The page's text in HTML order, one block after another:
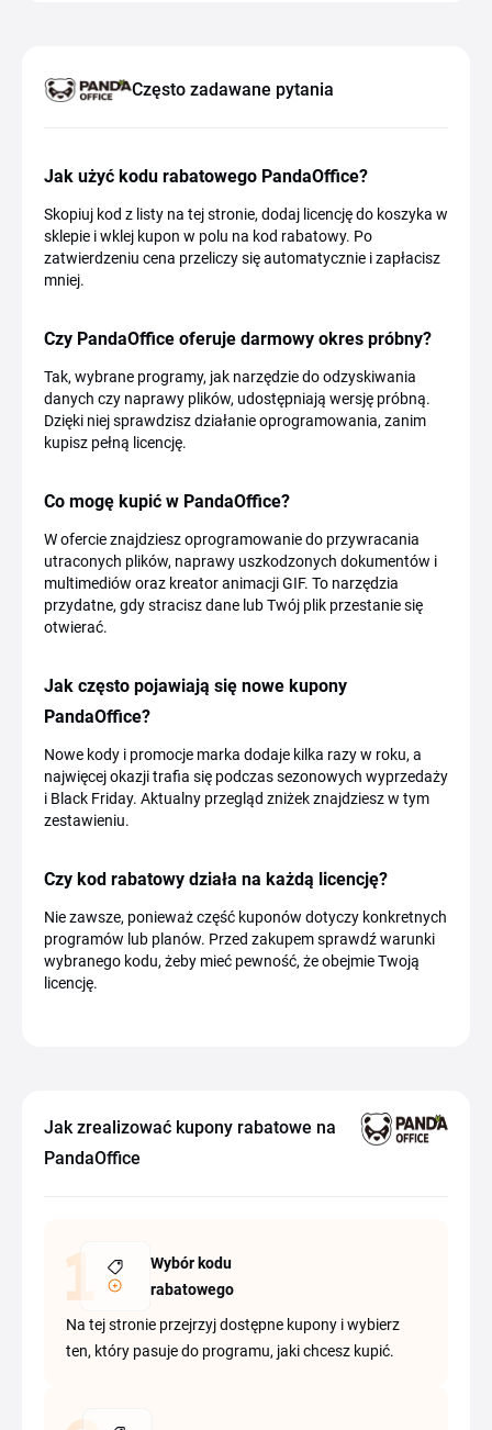
Często zadawane pytania
Jak użyć kodu rabatowego PandaOffice?
Skopiuj kod z listy na tej stronie, dodaj licencję do koszyka w
sklepie i wklej kupon w polu na kod rabatowy. Po
zatwierdzeniu cena przeliczy się automatycznie i zapłacisz
mniej.
Czy PandaOffice oferuje darmowy okres próbny?
Tak, wybrane programy, jak narzędzie do odzyskiwania
danych czy naprawy plików, udostępniają wersję próbną.
Dzięki niej sprawdzisz działanie oprogramowania, zanim
kupisz pełną licencję.
Co mogę kupić w PandaOffice?
W ofercie znajdziesz oprogramowanie do przywracania
utraconych plików, naprawy uszkodzonych dokumentów i
multimediów oraz kreator animacji GIF. To narzędzia
przydatne, gdy stracisz dane lub Twój plik przestanie się
otwierać.
Jak często pojawiają się nowe kupony
PandaOffice?
Nowe kody i promocje marka dodaje kilka razy w roku, a
najwięcej okazji trafia się podczas sezonowych wyprzedaży
i Black Friday. Aktualny przegląd zniżek znajdziesz w tym
zestawieniu.
Czy kod rabatowy działa na każdą licencję?
Nie zawsze, ponieważ część kuponów dotyczy konkretnych
programów lub planów. Przed zakupem sprawdź warunki
wybranego kodu, żeby mieć pewność, że obejmie Twoją
licencję.
Jak zrealizować kupony rabatowe na
PandaOffice
Wybór kodu
rabatowego
Na tej stronie przejrzyj dostępne kupony i wybierz
ten, który pasuje do programu, jaki chcesz kupić.